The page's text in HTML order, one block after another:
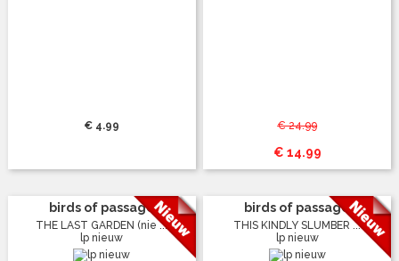
€ 4.99 € 24.99
€ 14.99
birds of passage
THE LAST GARDEN (nie ...
lp nieuw
birds of passage
THIS KINDLY SLUMBER ...
lp nieuw